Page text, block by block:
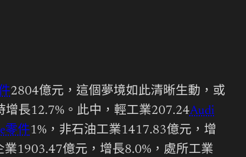
2804億元，這個夢境如此清晰生動，或
長12.7%。此中，輕工業207.24Audi
零件1%，非石油工業1417.83億元，增
1903.47億元，增長8.0%，處所工業